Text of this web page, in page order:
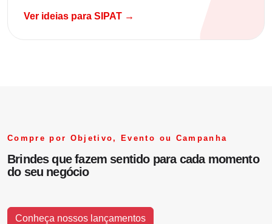
Ver ideias para SIPAT →
Compre por Objetivo, Evento ou Campanha
Brindes que fazem sentido para cada momento
do seu negócio
Conheça nossos lançamentos